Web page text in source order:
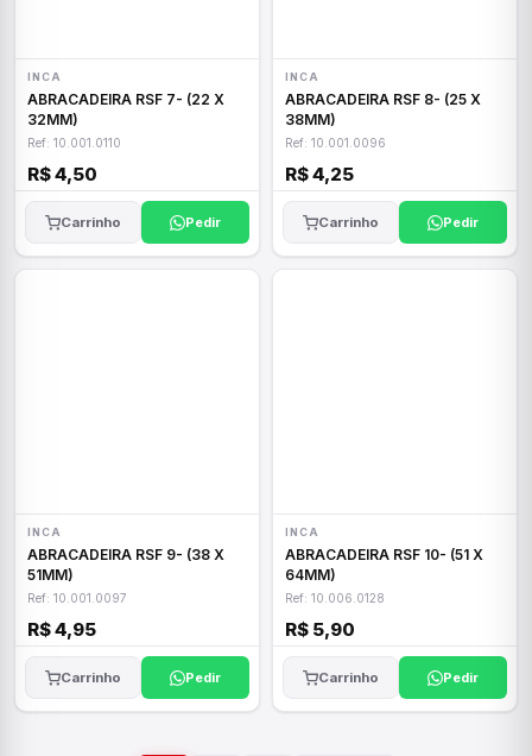
INCA
ABRACADEIRA RSF 7- (22 X
32MM)
Ref: 10.001.0110
R$ 4,50
Carrinho Pedir
INCA
ABRACADEIRA RSF 8- (25 X
38MM)
Ref: 10.001.0096
R$ 4,25
Carrinho Pedir
INCA
ABRACADEIRA RSF 9- (38 X
51MM)
Ref: 10.001.0097
R$ 4,95
Carrinho Pedir
INCA
ABRACADEIRA RSF 10- (51 X
64MM)
Ref: 10.006.0128
R$ 5,90
Carrinho Pedir